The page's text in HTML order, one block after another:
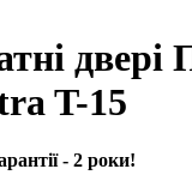
двері
T-15
- 2 роки!